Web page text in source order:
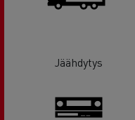
Jäähdytys